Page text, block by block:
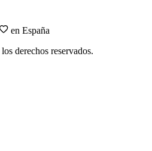
en España
derechos reservados.